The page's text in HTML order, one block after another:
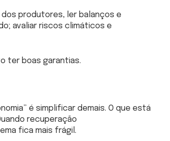
produtores, ler balanços e
avaliar riscos climáticos e
ter boas garantias.
é simplificar demais. O que está
recuperação
fica mais frágil.